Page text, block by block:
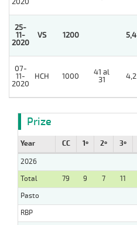
25-
11-
2020
VS 1200 5,4
07-
11-
2020
HCH 1000
41 al
31
4,2
Prize
Year CC 1º 2º 3º
2026
Total
79 9 7 11
Pasto
RBP